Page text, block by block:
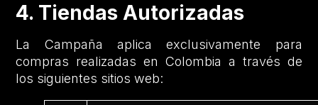
4. Tiendas Autorizadas
La Campaña aplica exclusivamente para
compras realizadas en Colombia a través de
los siguientes sitios web: